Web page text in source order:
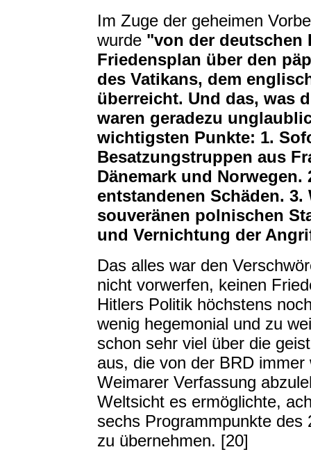
Im Zuge der geheimen
wurde "von der deutschen
Friedensplan über den
des Vatikans, dem
überreicht. Und das, was
waren geradezu
wichtigsten Punkte: 1.
Besatzungstruppen aus
Dänemark und
entstandenen Schäden.
souveränen polnischen
und Vernichtung der
Das alles war den
nicht vorwerfen, keinen
Hitlers Politik höchstens
wenig hegemonial und zu
schon sehr viel über die
aus, die von der BRD
Weimarer Verfassung
Weltsicht es ermöglichte,
sechs Programmpunkte
zu übernehmen. [20]